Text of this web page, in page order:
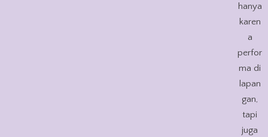
hanya
karen
a
perfor
ma di
lapan
gan,
tapi
juga